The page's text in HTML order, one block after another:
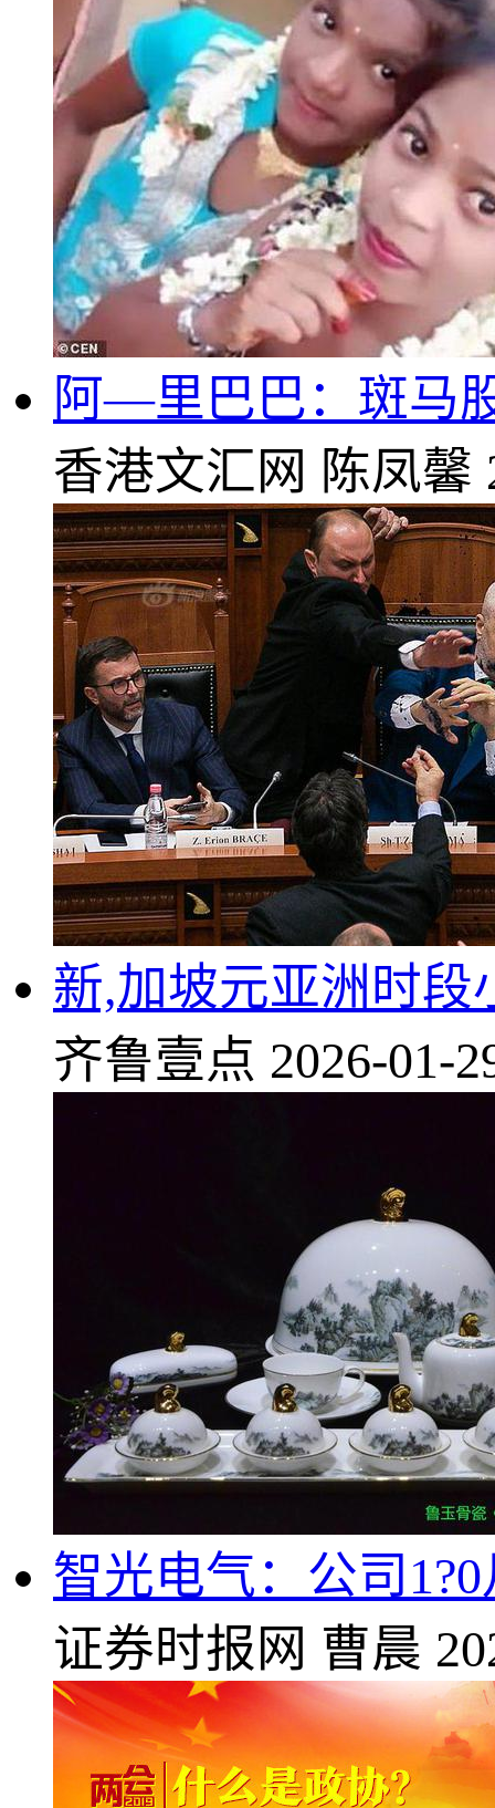
阿—里巴巴：斑马
香港文汇网 陈凤馨
新,加坡元亚洲时
齐鲁壹点 2026-01-
智光电气：公司
证券时报网 曹晨